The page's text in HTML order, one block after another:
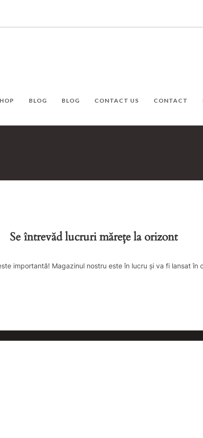
BLOG BLOG CONTACT US CONTACT
Se întrevăd lucruri mărețe la orizont
importantă! Magazinul nostru este în lucru și va fi lansat în